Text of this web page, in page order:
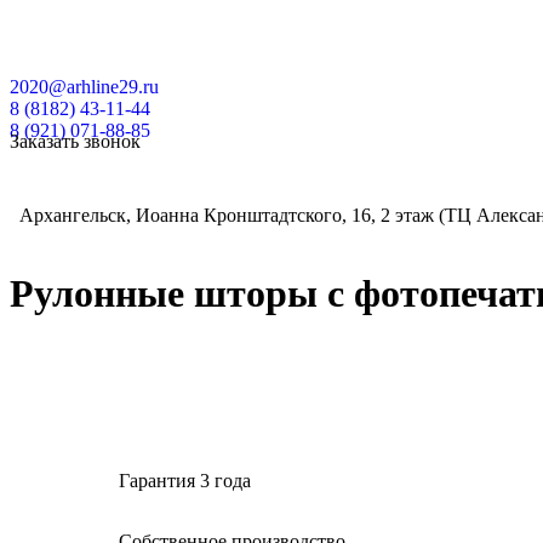
2020@arhline29.ru
8 (8182) 43-11-44
8 (921) 071-88-85
Заказать звонок
Архангельск, Иоанна Кронштадтского, 16, 2 этаж (ТЦ
Рулонные шторы с
Гарантия 3 года